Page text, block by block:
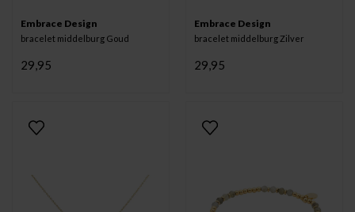
Embrace Design
bracelet middelburg Goud
29,95
Embrace Design
bracelet middelburg Zilver
29,95